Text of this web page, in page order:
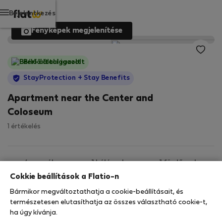
Bejelentkezés
Fényképek megjelenítése
Bérlő által igazolt
StayProtection + Stay Benefits
Apartment near the Center and
Coloseum
1 értékelés
4 személy 1 hálószoba 1 fürdőszoba
78 m Földszint Wi-Fi
Cokkie beállítások a Flatio-n
Bármikor megváltoztathatja a cookie-beállításait, és
természetesen elutasíthatja az összes választható cookie-t,
ha úgy kívánja.